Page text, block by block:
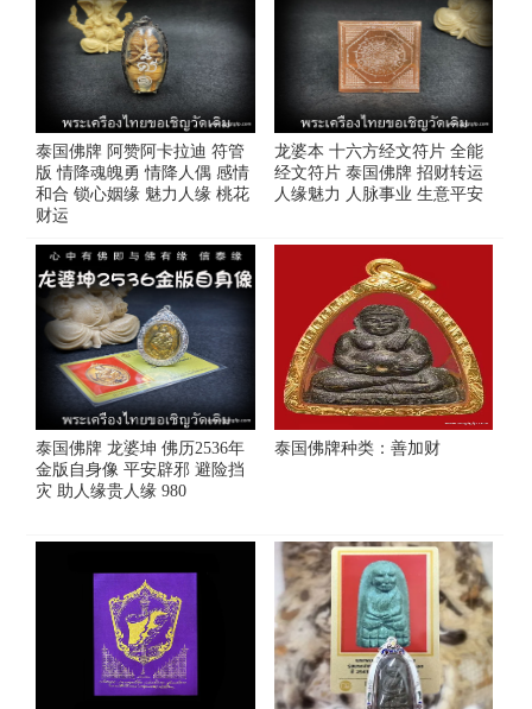
泰国佛牌 阿赞阿卡拉迪 符管
版 情降魂魄勇 情降人偶 感情
和合 锁心姻缘 魅力人缘 桃花
财运
龙婆本 十六方经文符片 全能
经文符片 泰国佛牌 招财转运
人缘魅力 人脉事业 生意平安
泰国佛牌 龙婆坤 佛历2536年
金版自身像 平安辟邪 避险挡
灾 助人缘贵人缘 980
泰国佛牌种类：善加财